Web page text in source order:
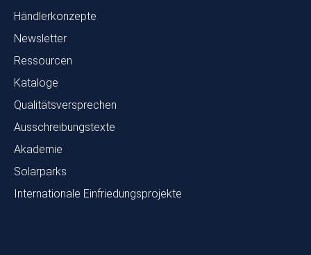
Händlerkonzepte
Newsletter
Ressourcen
Kataloge
Qualitätsversprechen
Ausschreibungstexte
Akademie
Solarparks
Internationale Einfriedungsprojekte